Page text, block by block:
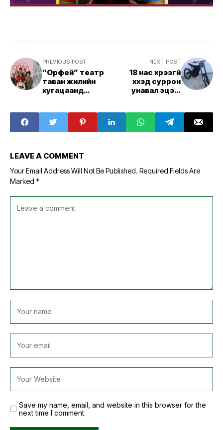
PREVIOUS POST
“Орфей” театр
таван жилийн
хугацаанд
толилуулна
NEXT POST
18 нас хүрээгүй
хүүхэд суррон
унавал эцэг,
LEAVE A COMMENT
Your Email Address Will Not Be Published. Required Fields Are
Marked *
Save my name, email, and website in this browser for the
next time I comment.